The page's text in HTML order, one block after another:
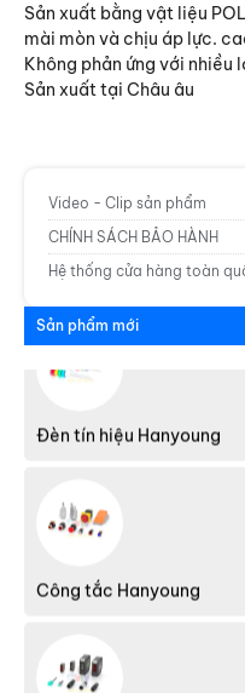
Sản xuất bằng vật liệu
mài mòn và chịu áp lực.
Không phản ứng với nhiều
Sản xuất tại Châu âu
Video - Clip sản phẩm
CHÍNH SÁCH BẢO HÀNH
Hệ thống cửa hàng toàn
Sản phẩm mới
Máng đèn Sino
Đèn tín hiệu Hanyoung